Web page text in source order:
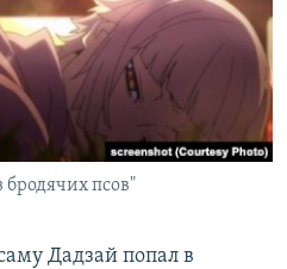
псов"
Дадзай попал в